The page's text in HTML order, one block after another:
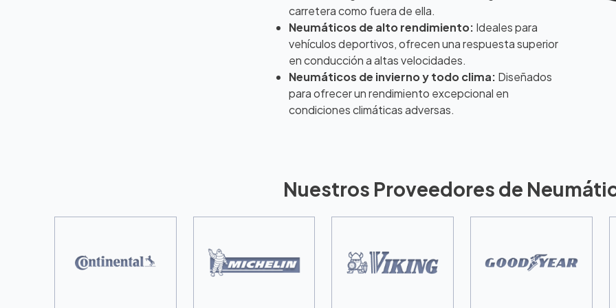
carretera como fuera de ella.
Neumáticos de alto rendimiento: Ideales para
vehículos deportivos, ofrecen una respuesta superior
en conducción a altas velocidades.
Neumáticos de invierno y todo clima: Diseñados
para ofrecer un rendimiento excepcional en
condiciones climáticas adversas.
Nuestros Proveedores de